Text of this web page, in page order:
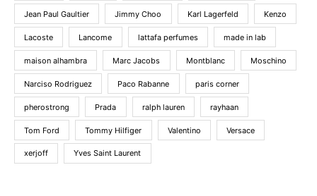
Jean Paul Gaultier Jimmy Choo Karl Lagerfeld Kenzo
Lacoste Lancome lattafa perfumes made in lab
maison alhambra Marc Jacobs Montblanc Moschino
Narciso Rodriguez Paco Rabanne paris corner
pherostrong Prada ralph lauren rayhaan
Tom Ford Tommy Hilfiger Valentino Versace
xerjoff Yves Saint Laurent